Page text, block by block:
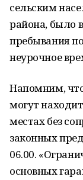
сельским
района, было
пребывания
неурочное
Напомним,
могут
местах без
законных
06.00.
основных